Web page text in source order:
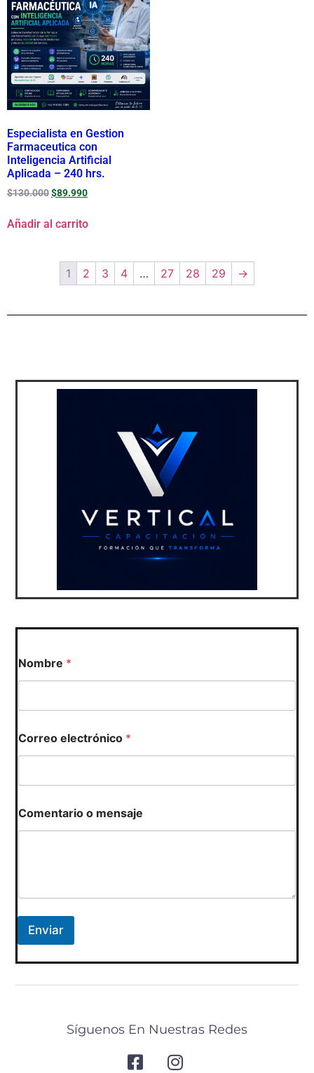
Especialista en Gestion
Farmaceutica con
Inteligencia Artificial
Aplicada – 240 hrs.
$130.000$89.990
Añadir al carrito
1 2 3 4 … 27 28 29 →
Nombre *
Correo electrónico *
o
m
C
e
o
Comentario o mensaje
Enviar
Síguenos En Nuestras Redes